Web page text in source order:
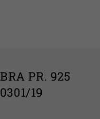
PR. 925
19